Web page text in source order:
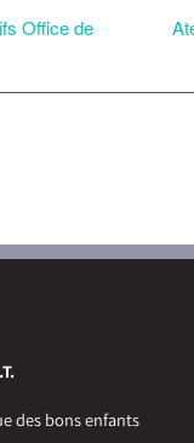
Office de
des bons enfants